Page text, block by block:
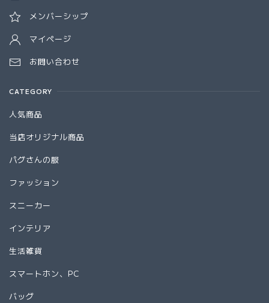
メンバーシップ
マイページ
お問い合わせ
CATEGORY
人気商品
当店オリジナル商品
パグさんの服
ファッション
スニーカー
インテリア
生活雑貨
スマートホン、PC
バッグ